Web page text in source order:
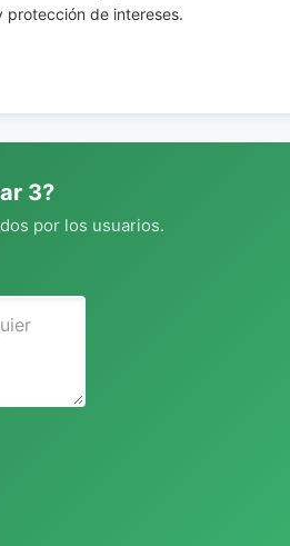
protección de intereses.
3?
por los usuarios.